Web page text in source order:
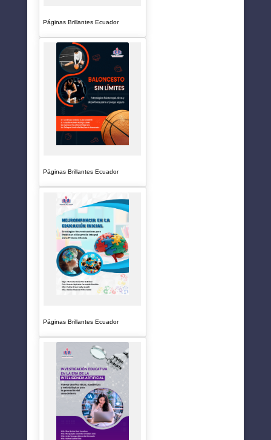
Páginas Brillantes Ecuador
Páginas Brillantes Ecuador
Páginas Brillantes Ecuador